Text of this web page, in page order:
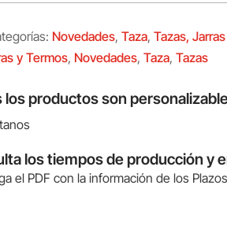
Novedades, Taza, Tazas,
y Termos, Novedades, Taza, Tazas
los productos son
los tiempos de producción y
el PDF con la información de los